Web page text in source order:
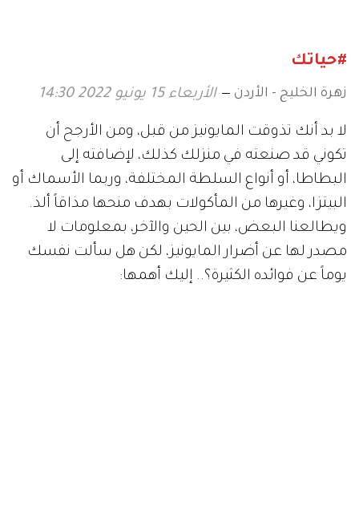
#حياتك
زهرة الخليج - الأردن الأربعاء 15 يونيو 2022 14:30
لا بد أنك تذوقت المايونيز من قبل، ومن الأرجح أن
تكوني قد صنعته في منزلك كذلك، لإضافته إلى
البطاطا، أو أنواع السلطة المختلفة، وربما الأسماك أو
البيتزا، وغيرها من المأكولات بهدف منحها مذاقاً ألذ.
ويطالعنا البعض، بين الحين والآخر، بمعلومات لا
مصدر لها عن أضرار المايونيز، لكن هل سألت نفسك
يوماً عن فوائده الكثيرة؟.. إليك أهمها: